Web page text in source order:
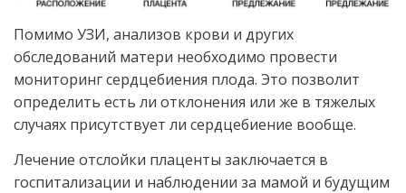
Помимо УЗИ, анализов крови и других
обследований матери необходимо провести
мониторинг сердцебиения плода. Это позволит
определить есть ли отклонения или же в тяжелых
случаях присутствует ли сердцебиение вообще.
Лечение отслойки плаценты заключается в
госпитализации и наблюдении за мамой и будущим